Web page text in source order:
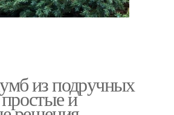
из подручных
и